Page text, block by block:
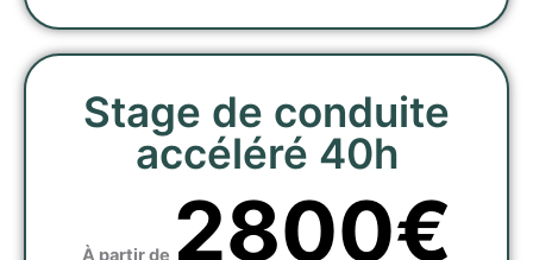
Stage de conduite
accéléré 40h
À partir de 2800€